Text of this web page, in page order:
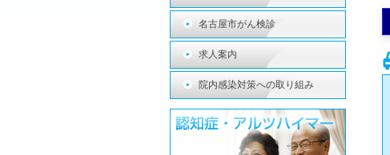
名古屋市がん検診
求人案内
院内感染対策への取り組み